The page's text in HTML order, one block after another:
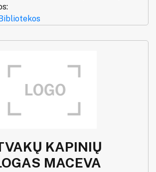
KAPINIŲ
MACEVA